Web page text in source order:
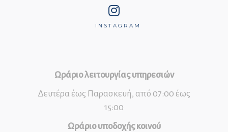
INSTAGRAM
Ωράριο λειτουργίας υπηρεσιών
Δευτέρα έως Παρασκευή, από 07:00 έως
15:00
Ωράριο υποδοχής κοινού